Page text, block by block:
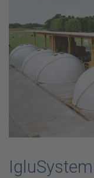
IgluSystem